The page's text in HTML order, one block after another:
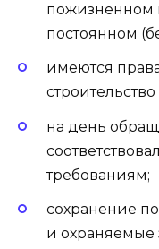
пожизненном
постоянном
имеются
на день
требованиям;
сохранение
и охраняемые